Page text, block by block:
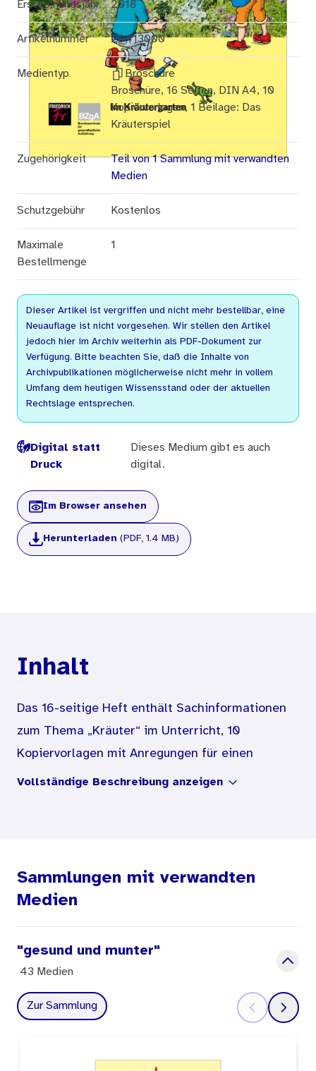
Erscheinungsjahr 2018
Artikelnummer 20413000
Medientyp
Broschüre
Broschüre, 16 Seiten, DIN A4, 10
Kopiervorlagen, 1 Beilage: Das
Kräuterspiel
Zugehörigkeit
Teil von 1 Sammlung mit verwandten
Medien
Schutzgebühr Kostenlos
Maximale
Bestellmenge
1
Dieser Artikel ist vergriffen und nicht mehr bestellbar, eine
Neuauflage ist nicht vorgesehen. Wir stellen den Artikel
jedoch hier im Archiv weiterhin als PDF-Dokument zur
Verfügung. Bitte beachten Sie, daß die Inhalte von
Archivpublikationen möglicherweise nicht mehr in vollem
Umfang dem heutigen Wissensstand oder der aktuellen
Rechtslage entsprechen.
Digital statt
Druck
Dieses Medium gibt es auch
digital.
Im Browser ansehen
Herunterladen (PDF, 1.4 MB)
Inhalt
Das 16-seitige Heft enthält Sachinformationen
zum Thema „Kräuter“ im Unterricht, 10
Kopiervorlagen mit Anregungen für einen
erlebnis-, handlungs- und produktorientierten
Schwierigkeitsgraden in den Klassen 1 bis 4
gespielt werden. Es werden u. a. folgende
Kräuter kann man essen
Einen Wildkräuter-Salat zubereiten
Ein Kräuter-Poster gestalten
Kräuterpflanzen selber ziehen
Ein Kräuterkissen herstellen
Vollständige Beschreibung anzeigen
Sammlungen mit verwandten
Medien
"gesund und munter"
43 Medien
Zur Sammlung